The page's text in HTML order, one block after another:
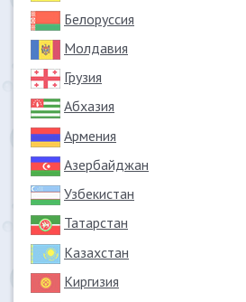
Белоруссия
Молдавия
Грузия
Абхазия
Армения
Азербайджан
Узбекистан
Татарстан
Казахстан
Киргизия